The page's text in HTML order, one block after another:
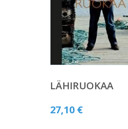
LÄHIRUOKAA
27,10 €